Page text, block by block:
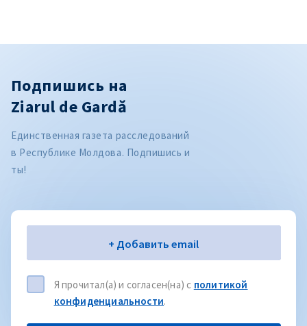
Подпишись на
Ziarul de Gardă
Единственная газета расследований
в Республике Молдова. Подпишись и
ты!
Электронная почта+ Добавить email
Я прочитал(а) и согласен(на) с политикой
конфиденциальности.